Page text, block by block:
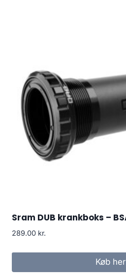
Sram DUB krankboks –
289.00 kr.
Køb her